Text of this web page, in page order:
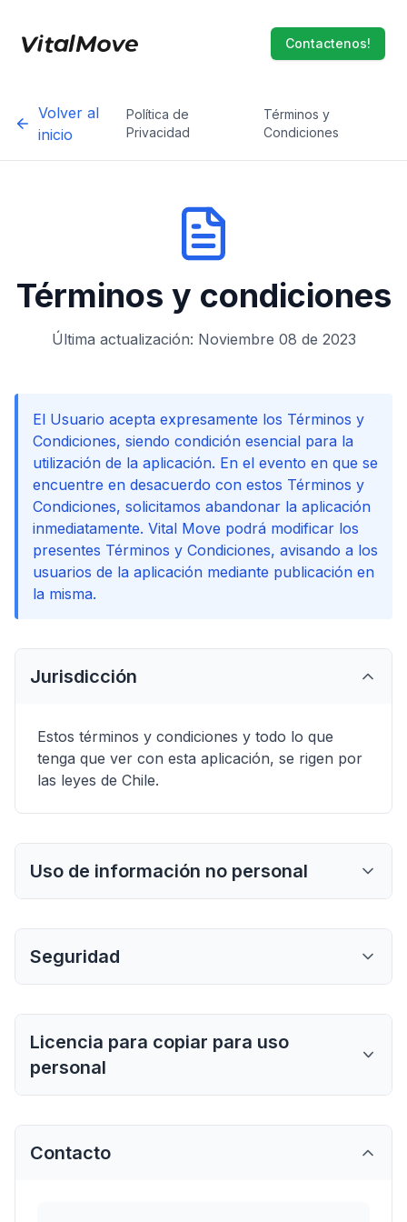
Contactenos!
Volver al
inicio
Política de
Privacidad
Términos y
Condiciones
Términos y condiciones
Última actualización: Noviembre 08 de 2023
El Usuario acepta expresamente los Términos y
Condiciones, siendo condición esencial para la
utilización de la aplicación. En el evento en que se
encuentre en desacuerdo con estos Términos y
Condiciones, solicitamos abandonar la aplicación
inmediatamente. Vital Move podrá modificar los
presentes Términos y Condiciones, avisando a los
usuarios de la aplicación mediante publicación en
la misma.
Jurisdicción
Estos términos y condiciones y todo lo que
tenga que ver con esta aplicación, se rigen por
las leyes de Chile.
Uso de información no personal
Seguridad
Licencia para copiar para uso
personal
Contacto